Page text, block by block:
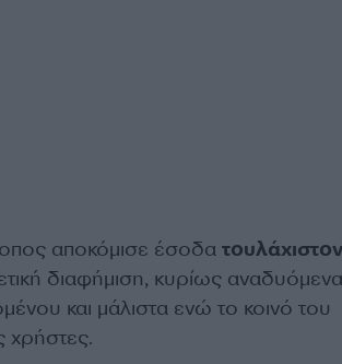
αποκόμισε έσοδα τουλάχιστον
διαφήμιση, κυρίως αναδυόμενα
και μάλιστα ενώ το κοινό του
χρήστες.